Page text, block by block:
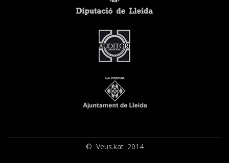
© Veus.kat 2014